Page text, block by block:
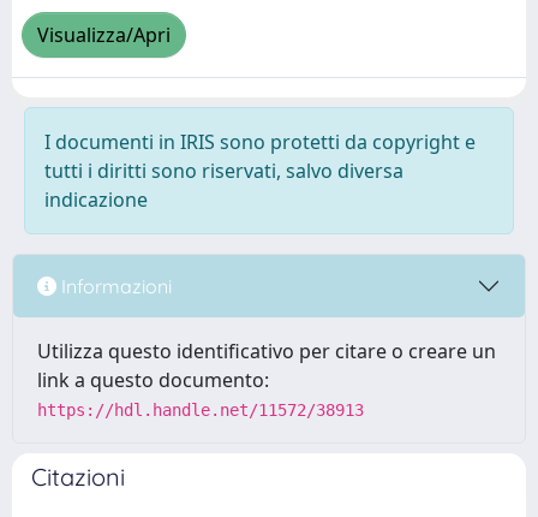
Visualizza/Apri
I documenti in IRIS sono protetti da copyright e
tutti i diritti sono riservati, salvo diversa
indicazione
Informazioni
Utilizza questo identificativo per citare o creare un
link a questo documento:
https://hdl.handle.net/11572/38913
Citazioni